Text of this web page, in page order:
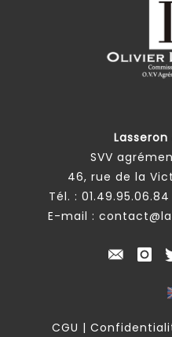
SVV
46, rue de la
Tél. : 01.49.95.06.84
E-mail :
CGU |